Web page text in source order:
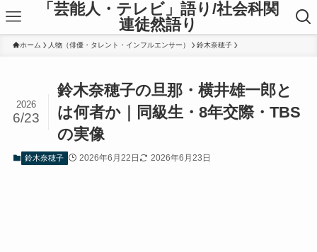
「芸能人・テレビ」語り/社会科関
連徒然語り
ホーム 人物（俳優・タレント・インフルエンサー） 鈴木奈穂子
鈴木奈穂子の旦那・横井雄一郎と
は何者か｜同級生・8年交際・TBS
の実像
2026
6/23
鈴木奈穂子 2026年6月22日 2026年6月23日